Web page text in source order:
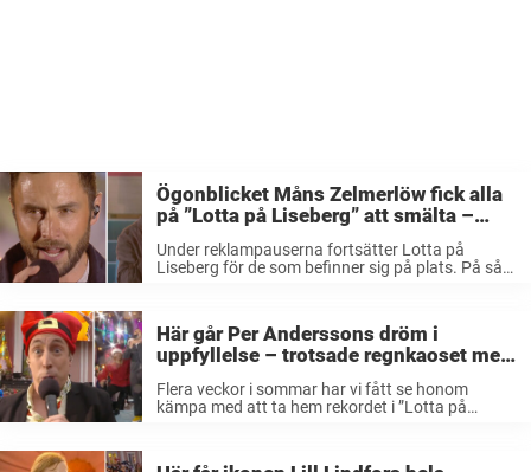
Ögonblicket Måns Zelmerlöw fick alla
på ”Lotta på Liseberg” att smälta –
magiska framträdandet som tittarna
inte fick se
Under reklampauserna fortsätter Lotta på
Liseberg för de som befinner sig på plats. På så
Här går Per Anderssons dröm i
uppfyllelse – trotsade regnkaoset med
Måns för att slå rekordet
Flera veckor i sommar har vi fått se honom
kämpa med att ta hem rekordet i ”Lotta på